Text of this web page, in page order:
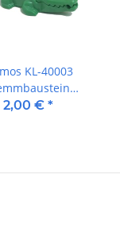
KL-40003
Krokodil grün
2,00 € *